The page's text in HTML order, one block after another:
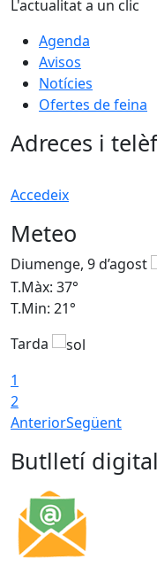
L'actualitat a un clic
Agenda
Avisos
Notícies
Ofertes de feina
Adreces i
Accedeix
Meteo
Diumenge, 9 d’agost
T.Màx: 37°
T.Min: 21°
Tarda
1
2
AnteriorSegüent
Butlletí digital